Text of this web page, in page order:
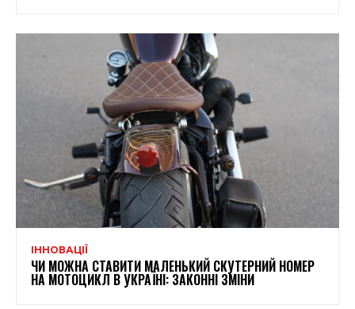
ІННОВАЦІЇ
ЧИ МОЖНА СТАВИТИ МАЛЕНЬКИЙ СКУТЕРНИЙ НОМЕР
НА МОТОЦИКЛ В УКРАЇНІ: ЗАКОННІ ЗМІНИ